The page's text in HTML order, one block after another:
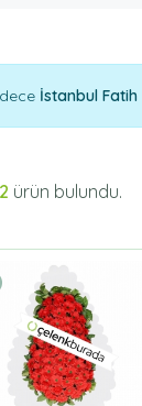
İstanbul Fatih
ürün bulundu.